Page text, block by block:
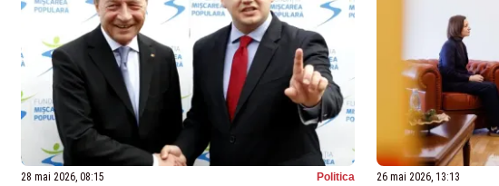
28 mai 2026, 08:15 Politica 26 mai 2026, 13:13